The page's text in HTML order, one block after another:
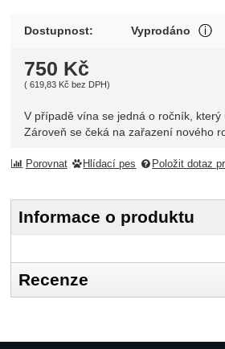
Dostupnost: Vyprodáno
750 Kč
( 619,83 Kč bez DPH)
V případě vína se jedná o ročník, který
Zároveň se čeká na zařazení nového
Porovnat Hlídací pes Položit dotaz
Informace o produktu
Recenze